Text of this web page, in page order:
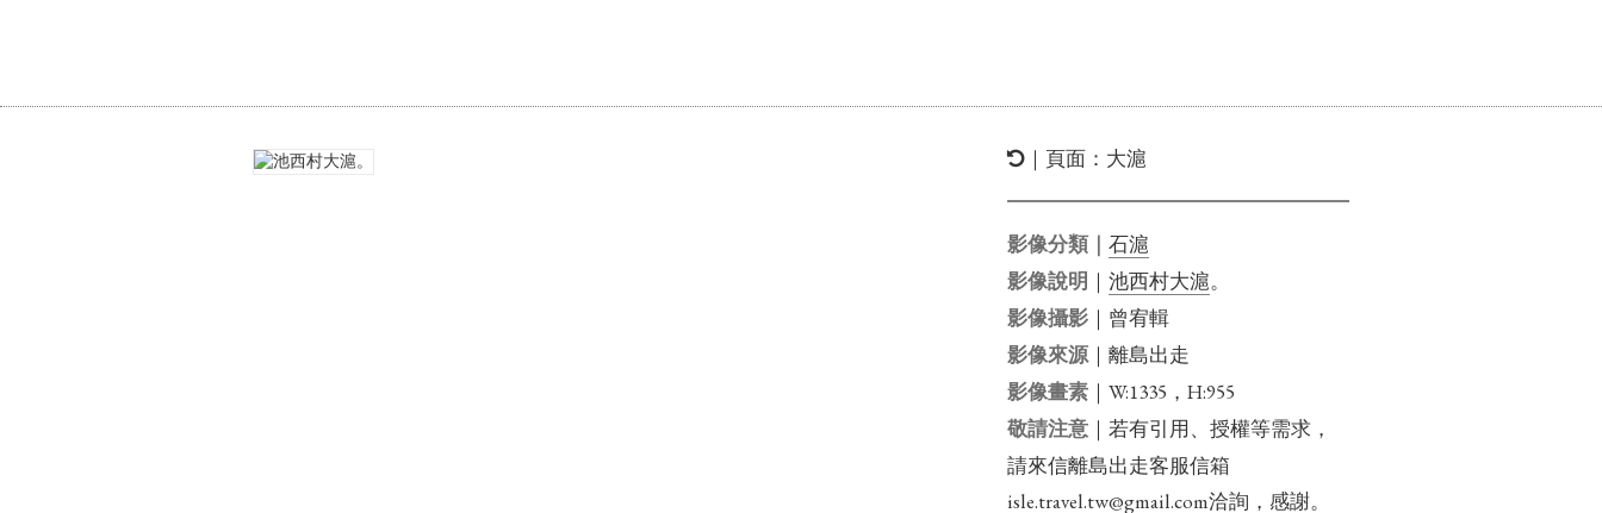
｜頁面：大滬
影像分類｜石滬
影像說明 ｜池西村大滬。
影像攝影 ｜曾宥輯
影像來源｜離島出走
影像畫素 ｜W:1335，H:955
敬請注意 ｜若有引用、授權等需求，
請來信離島出走客服信箱
isle.travel.tw@gmail.com洽詢，感謝。